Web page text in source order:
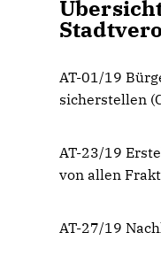
AT-01/19
sicherstellen
AT-23/19
von allen
AT-27/19